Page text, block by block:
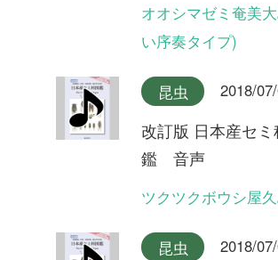
昆虫 2018/07/06
改訂版 日本産セミ科図
鑑 音声
ヒグラシ(夜明けの合唱)
昆虫 2018/07/06
鑑 音声
イワサキヒメハルゼミ(合唱)